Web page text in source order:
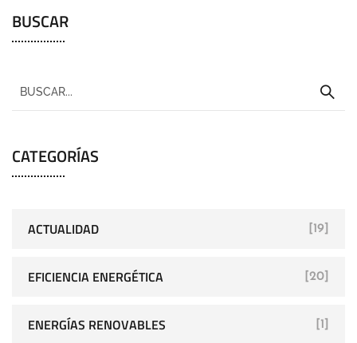
BUSCAR
CATEGORÍAS
ACTUALIDAD [19]
EFICIENCIA ENERGÉTICA [20]
ENERGÍAS RENOVABLES [1]